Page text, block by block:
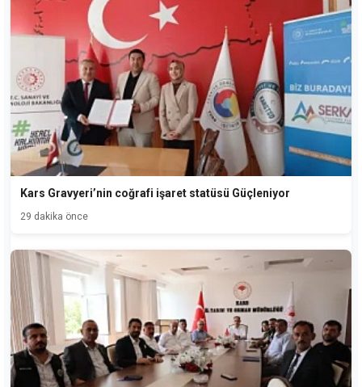
Kars Gravyeri’nin coğrafi işaret statüsü Güçleniyor
29 dakika önce